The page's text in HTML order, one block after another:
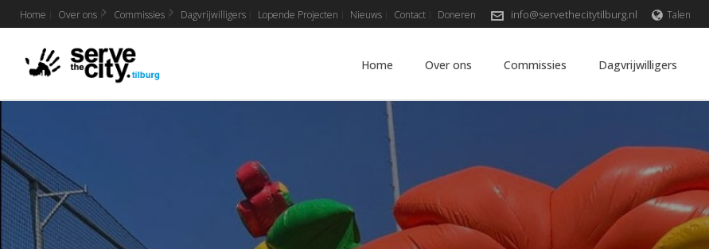
Home Over ons Commissies Dagvrijwilligers Lopende Projecten Nieuws Contact Doneren info@servethecitytilburg.nl Talen
Home Over ons Commissies Dagvrijwilligers